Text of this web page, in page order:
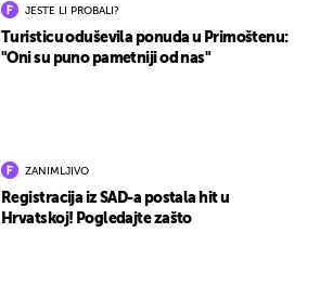
JESTE LI PROBALI?
Turisticu oduševila ponuda u Primoštenu:
"Oni su puno pametniji od nas"
ZANIMLJIVO
Registracija iz SAD-a postala hit u
Hrvatskoj! Pogledajte zašto